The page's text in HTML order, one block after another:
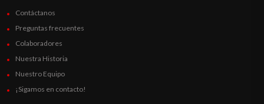
Contáctanos
Preguntas frecuentes
Colaboradores
Nuestra Historia
Nuestro Equipo
¡Sigamos en contacto!